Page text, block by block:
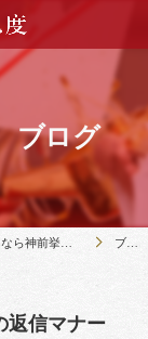
ブログ
神社・寺院で結婚式のことなら神前挙式専門店三々九度 ブログ
返信マナー